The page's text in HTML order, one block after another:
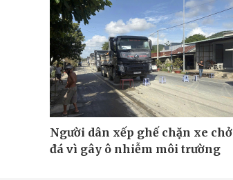
Người dân xếp ghế chặn xe chở
đá vì gây ô nhiễm môi trường